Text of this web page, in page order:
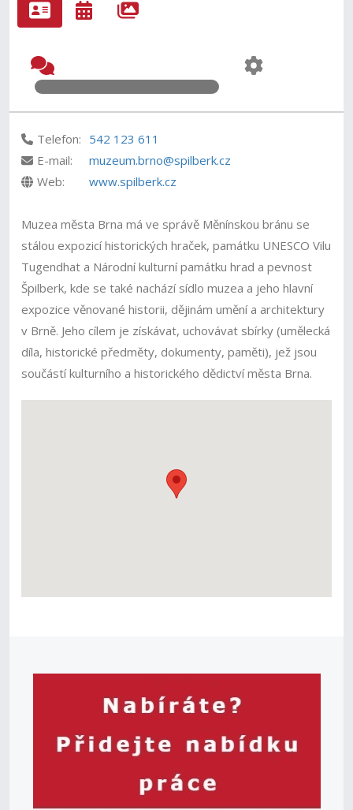
Telefon: 542 123 611
E-mail:
muzeum.brno@spilberk.cz
Web:
www.spilberk.cz
Muzea města Brna má ve správě Měnínskou bránu se
stálou expozicí historických hraček, památku UNESCO Vilu
Tugendhat a Národní kulturní památku hrad a pevnost
Špilberk, kde se také nachází sídlo muzea a jeho hlavní
expozice věnované historii, dějinám umění a architektury
v Brně. Jeho cílem je získávat, uchovávat sbírky (umělecká
díla, historické předměty, dokumenty, paměti), jež jsou
součástí kulturního a historického dědictví města Brna.